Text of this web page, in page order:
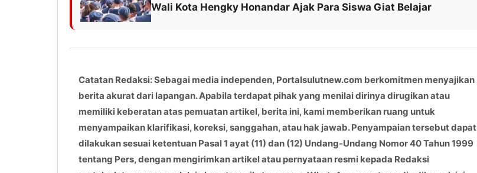
Wali Kota Hengky Honandar Ajak Para Siswa Giat Belajar
Catatan Redaksi: Sebagai media independen, Portalsulutnew.com berkomitmen menyajikan
berita akurat dari lapangan. Apabila terdapat pihak yang menilai dirinya dirugikan atau
memiliki keberatan atas pemuatan artikel, berita ini, kami memberikan ruang untuk
menyampaikan klarifikasi, koreksi, sanggahan, atau hak jawab. Penyampaian tersebut dapat
dilakukan sesuai ketentuan Pasal 1 ayat (11) dan (12) Undang-Undang Nomor 40 Tahun 1999
tentang Pers, dengan mengirimkan artikel atau pernyataan resmi kepada Redaksi